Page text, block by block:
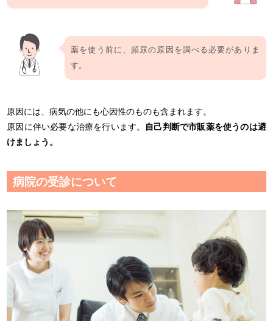
薬を使う前に、頻尿の原因を調べる必要がありま
す。
原因には、病気の他にも心因性のものも含まれます。
原因に伴い必要な治療を行います。
自己判断で市販薬を使うのは避
けましょう。
病院の受診について